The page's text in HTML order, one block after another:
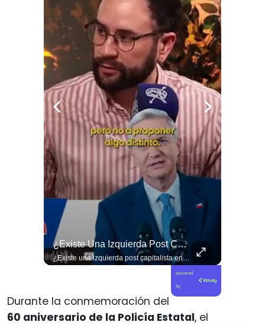
¿Existe Una Izquierda Post Capitalista En Chile?
¿Existe una izquierda post capitalista en Chile? 🤔 Esta semana tuvimos panelazo en Gobierno de Emergencia con @giordanociudadano @jpsanhuezatortella y @naticastilloabogada 🔥
powered
by
Durante la conmemoración del
60 aniversario de la Policía Estatal, el